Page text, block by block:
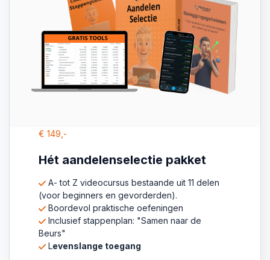
A- tot Z videocursus bestaande uit 11 delen
(voor beginners en gevorderden).
Boordevol praktische oefeningen
Inclusief stappenplan: "Samen naar de
Beurs"
Levenslange toegang